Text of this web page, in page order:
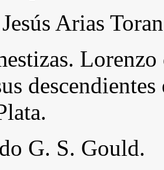
Arias
G. S. Gould.